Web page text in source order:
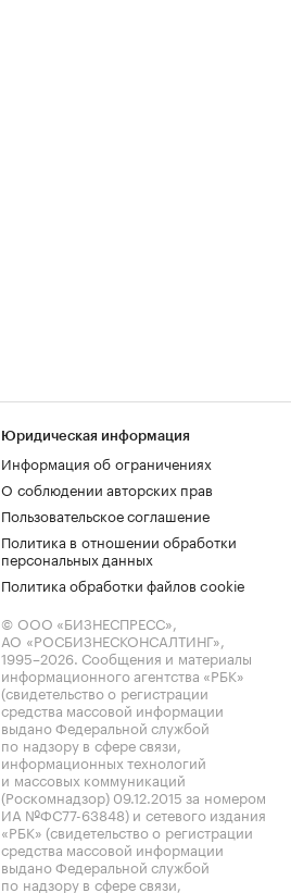
Юридическая информация
Информация об ограничениях
О соблюдении авторских прав
Пользовательское соглашение
Политика в отношении обработки
персональных данных
Политика обработки файлов cookie
© ООО «БИЗНЕСПРЕСС»,
АО «РОСБИЗНЕСКОНСАЛТИНГ»,
1995–2026. Сообщения и материалы
информационного агентства «РБК»
(свидетельство о регистрации
средства массовой информации
выдано Федеральной службой
по надзору в сфере связи,
информационных технологий
и массовых коммуникаций
(Роскомнадзор) 09.12.2015 за номером
ИА №ФС77-63848) и сетевого издания
«РБК» (свидетельство о регистрации
средства массовой информации
выдано Федеральной службой
по надзору в сфере связи,